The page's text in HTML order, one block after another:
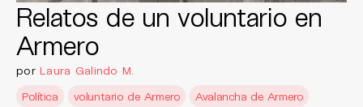
Relatos de un voluntario en
Armero
por Laura Galindo M.
Política
voluntario de Armero
Avalancha de Armero